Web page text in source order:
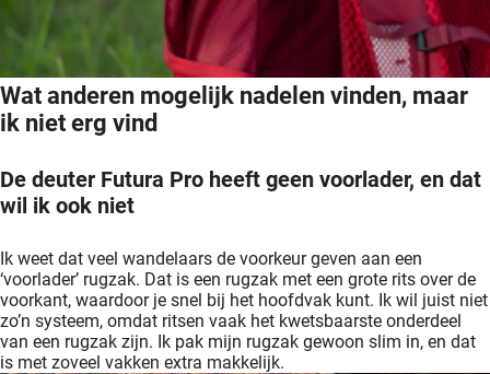
Wat anderen mogelijk nadelen vinden, maar
ik niet erg vind
De deuter Futura Pro heeft geen voorlader, en dat
wil ik ook niet
Ik weet dat veel wandelaars de voorkeur geven aan een
‘voorlader’ rugzak. Dat is een rugzak met een grote rits over de
voorkant, waardoor je snel bij het hoofdvak kunt. Ik wil juist niet
zo’n systeem, omdat ritsen vaak het kwetsbaarste onderdeel
van een rugzak zijn. Ik pak mijn rugzak gewoon slim in, en dat
is met zoveel vakken extra makkelijk.